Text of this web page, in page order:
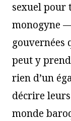
sexuel pour
monogyne
gouvernées
peut y
rien d’un
décrire
monde